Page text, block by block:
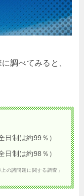
調べてみると、
日制は約99％）
日制は約98％）
の諸問題に関する調査」